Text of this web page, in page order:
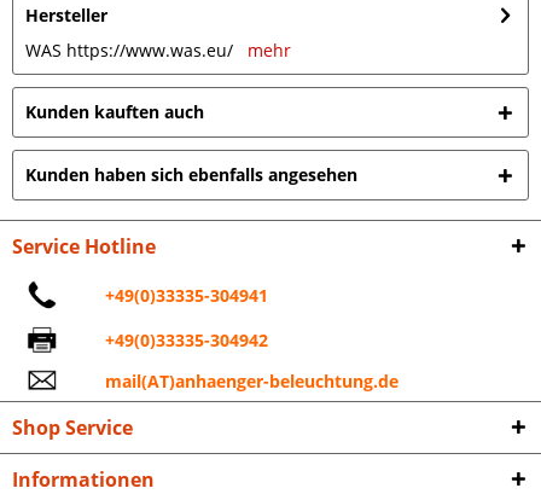
Hersteller
WAS https://www.was.eu/ mehr
Kunden kauften auch
Kunden haben sich ebenfalls angesehen
Service Hotline
+49(0)33335-304941
+49(0)33335-304942
mail(AT)anhaenger-beleuchtung.de
Shop Service
Informationen